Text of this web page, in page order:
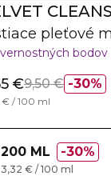
pleťové
bodov
30%
€9,50 €
€ / 100 ml
200 ML 30%
3,32 € / 100 ml